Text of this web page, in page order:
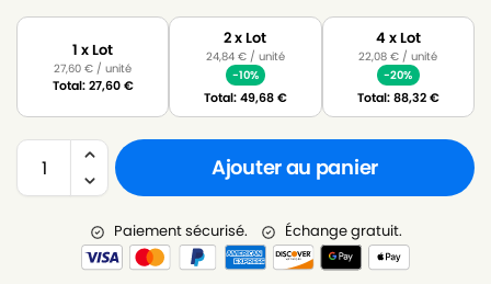
1 x Lot
27,60€ / unité
Total:27,60€
2 x Lot
24,84 €/ unité
-10%
Total:49,68€
4 x Lot
22,08€ / unité
-20%
Total:88,32€
Ajouter au panier
Paiement sécurisé. Échange gratuit.